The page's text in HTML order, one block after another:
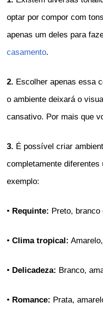
optar por compor com
apenas um deles para
casamento.
2. Escolher apenas essa
o ambiente deixará o
cansativo. Por mais que
3. É possível criar
completamente
exemplo:
• Requinte: Preto, branco
•Clima tropical:
• Delicadeza: Branco,
• Romance: Prata,